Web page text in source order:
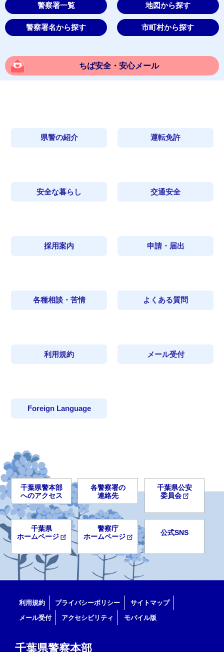
警察署一覧 地図から探す
警察署名から探す 市町村から探す
ちば安全・安心メール
県警の紹介 運転免許
安全な暮らし 交通安全
採用案内 申請・届出
各種相談・苦情 よくある質問
利用規約 メール受付
Foreign Language
千葉県警本部
へのアクセス
各警察署の
連絡先
千葉県公安
委員会
千葉県
ホームページ
警察庁
ホームページ
公式SNS
利用規約 プライバシーポリシー
サイトマップ
メール受付
アクセシビリティ モバイル版
千葉県警察本部